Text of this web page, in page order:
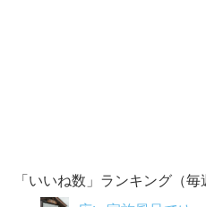
「いいね数」ランキング（毎